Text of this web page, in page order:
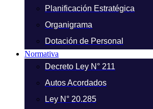
Planificación Estratégica
Organigrama
Dotación de Personal
Normativa
Decreto Ley N° 211
Autos Acordados
Ley N° 20.285